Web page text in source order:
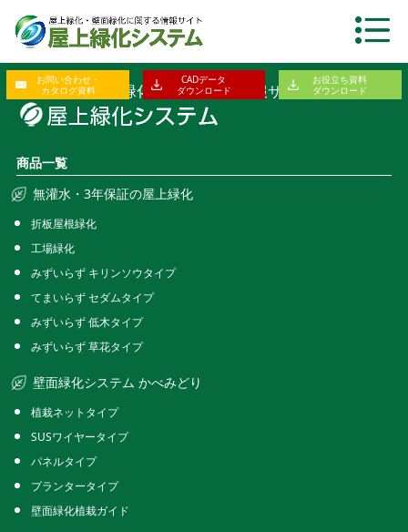
お問い合わせ・
カタログ資料
CADデータ
ダウンロード
お役立ち資料
ダウンロード
屋上緑化・壁面緑化に関する総合情報サイト
商品一覧
無灌水・3年保証の屋上緑化
折板屋根緑化
工場緑化
みずいらず キリンソウタイプ
てまいらず セダムタイプ
みずいらず 低木タイプ
みずいらず 草花タイプ
壁面緑化システム かべみどり
植栽ネットタイプ
SUSワイヤータイプ
パネルタイプ
プランタータイプ
壁面緑化植栽ガイド